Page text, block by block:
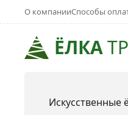
ЁЛКА
О компанииСпособы
Искусственные